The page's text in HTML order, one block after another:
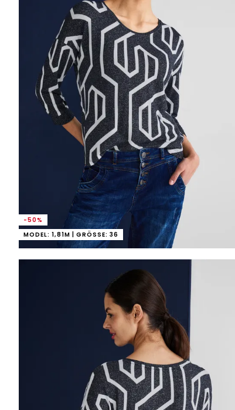
-50%
MODEL: 1,81M | GRÖSSE: 36